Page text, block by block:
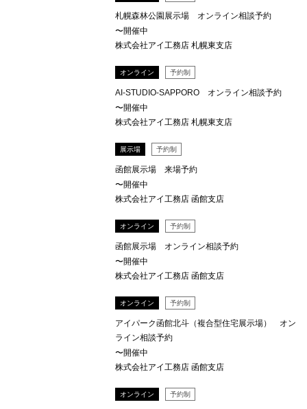
札幌森林公園展示場 オンライン相談予約
〜開催中
株式会社アイ工務店 札幌東支店
オンライン 予約制
AI-STUDIO-SAPPORO オンライン相談予約
〜開催中
株式会社アイ工務店 札幌東支店
展示場 予約制
函館展示場 来場予約
〜開催中
株式会社アイ工務店 函館支店
オンライン 予約制
函館展示場 オンライン相談予約
〜開催中
株式会社アイ工務店 函館支店
オンライン 予約制
アイパーク函館北斗（複合型住宅展示場） オン
ライン相談予約
〜開催中
株式会社アイ工務店 函館支店
オンライン 予約制